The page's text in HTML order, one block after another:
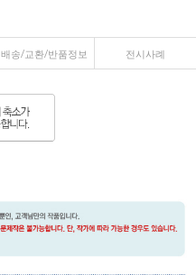
배송/교환/반품정보 전시사례